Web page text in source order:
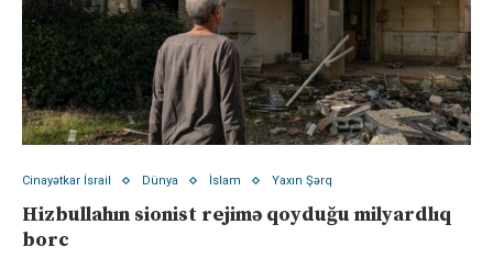
Cinayətkar İsrail Dünya İslam Yaxın Şərq
Hizbullahın sionist rejimə qoyduğu milyardlıq
borc